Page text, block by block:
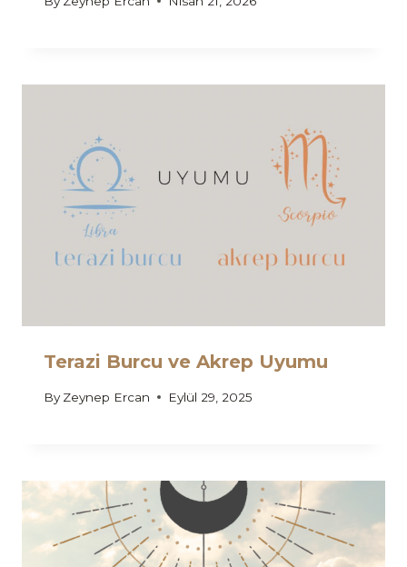
Terazi Burcu ve Akrep Uyumu
By Zeynep Ercan Eylül 29, 2025